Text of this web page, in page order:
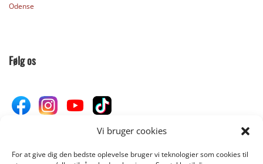
Vi bruger cookies
For at give dig den bedste oplevelse bruger vi teknologier som cookies til
Odense
Følg os